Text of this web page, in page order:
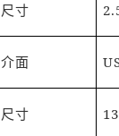
尺寸
介面
尺寸